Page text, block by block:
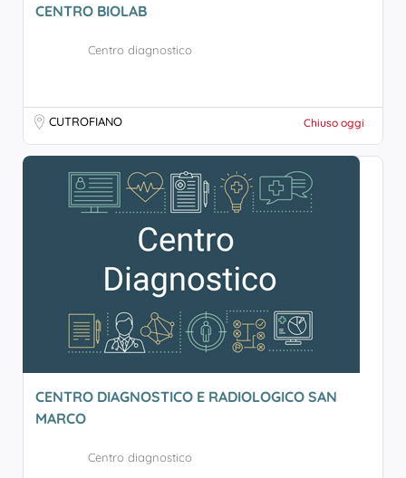
CENTRO BIOLAB
Centro diagnostico
CUTROFIANO Chiuso oggi
CENTRO DIAGNOSTICO E RADIOLOGICO SAN
MARCO
Centro diagnostico